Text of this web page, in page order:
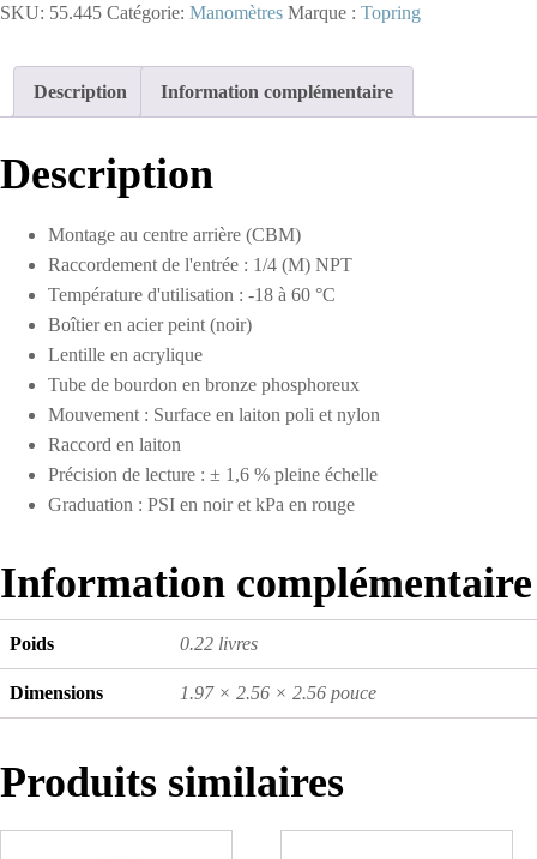
Manomètre
SKU: 55.445 Catégorie: Manomètres Marque : Topring
Description Information complémentaire
Description
Montage au centre arrière (CBM)
Raccordement de l'entrée : 1/4 (M) NPT
Température d'utilisation : -18 à 60 °C
Boîtier en acier peint (noir)
Lentille en acrylique
Tube de bourdon en bronze phosphoreux
Mouvement : Surface en laiton poli et nylon
Raccord en laiton
Précision de lecture : ± 1,6 % pleine échelle
Graduation : PSI en noir et kPa en rouge
Information complémentaire
Poids 0.22 livres
Dimensions 1.97 × 2.56 × 2.56 pouce
Produits similaires